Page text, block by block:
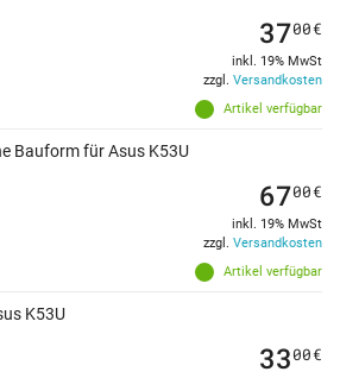
Artikel verfügbar
3700€
inkl. 19% MwSt
zzgl. Versandkosten
Bauform für Asus K53U
Artikel verfügbar
6700€
inkl. 19% MwSt
zzgl. Versandkosten
K53U
3300€